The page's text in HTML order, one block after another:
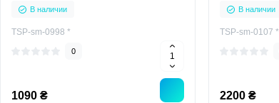
В наличии
TSP-sm-0998 *
0
1090 ₴
В наличии
TSP-sm-0107 *
2200 ₴